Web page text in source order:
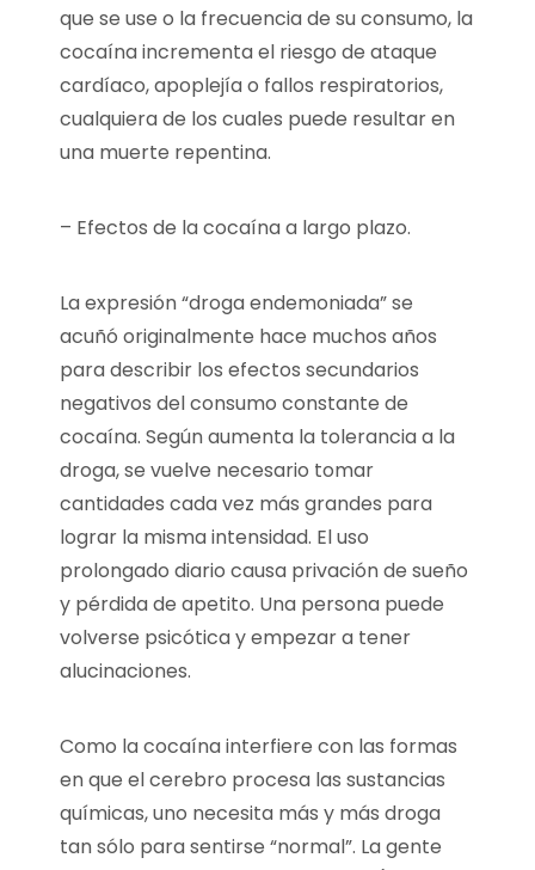
que se use o la frecuencia de su consumo, la
cocaína incrementa el riesgo de ataque
cardíaco, apoplejía o fallos respiratorios,
cualquiera de los cuales puede resultar en
una muerte repentina.
– Efectos de la cocaína a largo plazo.
La expresión “droga endemoniada” se
acuñó originalmente hace muchos años
para describir los efectos secundarios
negativos del consumo constante de
cocaína. Según aumenta la tolerancia a la
droga, se vuelve necesario tomar
cantidades cada vez más grandes para
lograr la misma intensidad. El uso
prolongado diario causa privación de sueño
y pérdida de apetito. Una persona puede
volverse psicótica y empezar a tener
alucinaciones.
Como la cocaína interfiere con las formas
en que el cerebro procesa las sustancias
químicas, uno necesita más y más droga
tan sólo para sentirse “normal”. La gente